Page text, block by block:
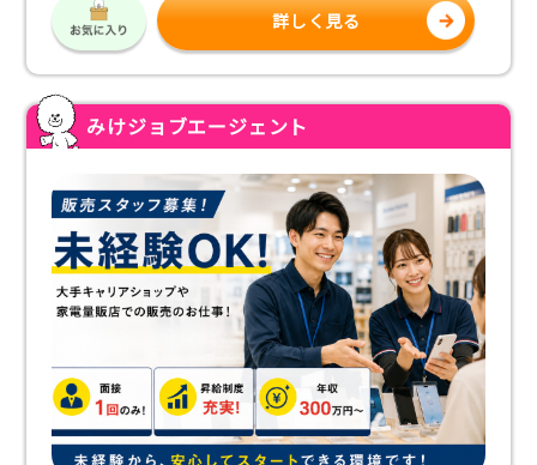
詳しく見る
みけジョブエージェント